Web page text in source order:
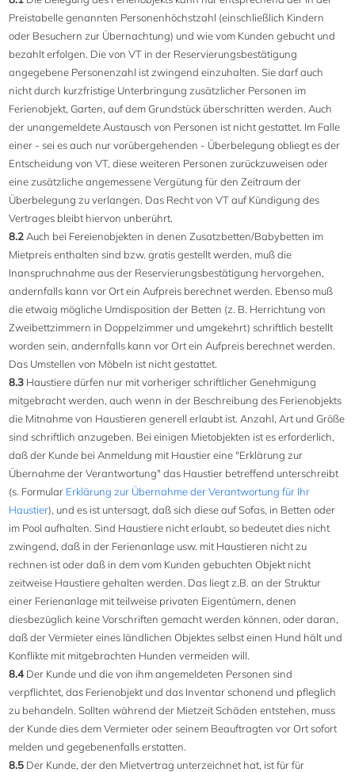
Preistabelle genannten Personenhöchstzahl (einschließlich Kindern
oder Besuchern zur Übernachtung) und wie vom Kunden gebucht und
bezahlt erfolgen. Die von VT in der Reservierungsbestätigung
angegebene Personenzahl ist zwingend einzuhalten. Sie darf auch
nicht durch kurzfristige Unterbringung zusätzlicher Personen im
Ferienobjekt, Garten, auf dem Grundstück überschritten werden. Auch
der unangemeldete Austausch von Personen ist nicht gestattet. Im Falle
einer - sei es auch nur vorübergehenden - Überbelegung obliegt es der
Entscheidung von VT, diese weiteren Personen zurückzuweisen oder
eine zusätzliche angemessene Vergütung für den Zeitraum der
Überbelegung zu verlangen. Das Recht von VT auf Kündigung des
Vertrages bleibt hiervon unberührt.
8.2 Auch bei Fereienobjekten in denen Zusatzbetten/Babybetten im
Mietpreis enthalten sind bzw. gratis gestellt werden, muß die
Inanspruchnahme aus der Reservierungsbestätigung hervorgehen,
andernfalls kann vor Ort ein Aufpreis berechnet werden. Ebenso muß
die etwaig mögliche Umdisposition der Betten (z. B. Herrichtung von
Zweibettzimmern in Doppelzimmer und umgekehrt) schriftlich bestellt
worden sein, andernfalls kann vor Ort ein Aufpreis berechnet werden.
Das Umstellen von Möbeln ist nicht gestattet.
8.3 Haustiere dürfen nur mit vorheriger schriftlicher Genehmigung
mitgebracht werden, auch wenn in der Beschreibung des Ferienobjekts
die Mitnahme von Haustieren generell erlaubt ist. Anzahl, Art und Größe
sind schriftlich anzugeben. Bei einigen Mietobjekten ist es erforderlich,
daß der Kunde bei Anmeldung mit Haustier eine "Erklärung zur
Übernahme der Verantwortung" das Haustier betreffend unterschreibt
(s. Formular Erklärung zur Übernahme der Verantwortung für Ihr
Haustier), und es ist untersagt, daß sich diese auf Sofas, in Betten oder
im Pool aufhalten. Sind Haustiere nicht erlaubt, so bedeutet dies nicht
zwingend, daß in der Ferienanlage usw. mit Haustieren nicht zu
rechnen ist oder daß in dem vom Kunden gebuchten Objekt nicht
zeitweise Haustiere gehalten werden. Das liegt z.B. an der Struktur
einer Ferienanlage mit teilweise privaten Eigentümern, denen
diesbezüglich keine Vorschriften gemacht werden können, oder daran,
daß der Vermieter eines ländlichen Objektes selbst einen Hund hält und
Konflikte mit mitgebrachten Hunden vermeiden will.
8.4 Der Kunde und die von ihm angemeldeten Personen sind
verpflichtet, das Ferienobjekt und das Inventar schonend und pfleglich
zu behandeln. Sollten während der Mietzeit Schäden entstehen, muss
der Kunde dies dem Vermieter oder seinem Beauftragten vor Ort sofort
melden und gegebenenfalls erstatten.
8.5 Der Kunde, der den Mietvertrag unterzeichnet hat, ist für für